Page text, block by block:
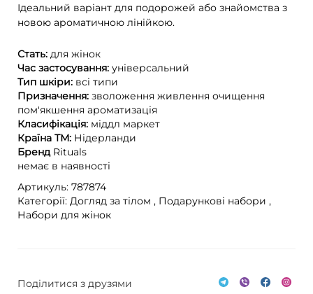
Ідеальний варіант для подорожей або знайомства з
новою ароматичною лінійкою.
Стать: для жінок
Час застосування: універсальний
Тип шкіри: всі типи
Призначення: зволоження живлення очищення
пом'якшення ароматизація
Класифікація: міддл маркет
Країна ТМ: Нідерланди
Бренд Rituals
немає в наявності
Артикуль: 787874
Категорії: Догляд за тілом , Подарункові набори ,
Набори для жінок
Поділитися з друзями